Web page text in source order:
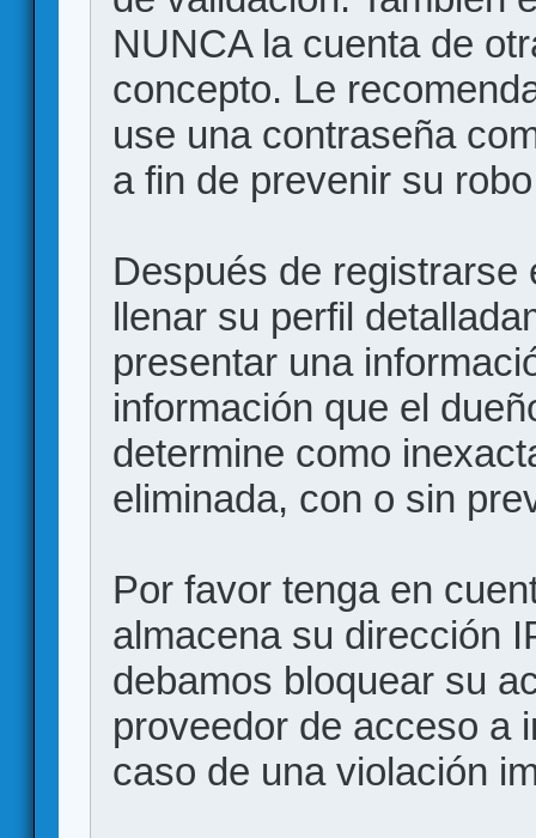
NUNCA la cuenta de
concepto. Le
use una contraseña
a fin de prevenir su
Después de registrarse
llenar su perfil
presentar una
información que el
determine como
eliminada, con o sin
Por favor tenga en
almacena su dirección
debamos bloquear su
proveedor de acceso a
caso de una violación